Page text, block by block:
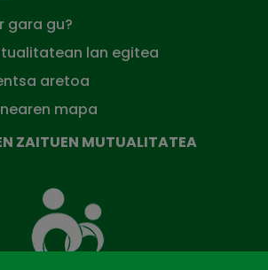
gara gu?
lan egitea
aretoa
mapa
ZAITUEN MUTUALITATEA
zaituen
Mutua